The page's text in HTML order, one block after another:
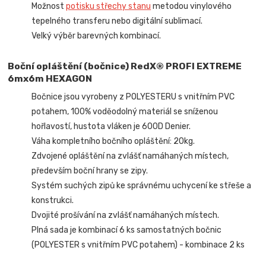
Možnostpotisku střechy stanu metodou vinylového
tepelného transferu nebo digitální sublimací.
Velký výběr barevných kombinací.
Boční opláštění (bočnice) RedX® PROFI EXTREME
6mx6m HEXAGON
Bočnice jsou vyrobeny z POLYESTERU s vnitřním PVC
potahem, 100% voděodolný materiál se sníženou
hořlavostí, hustota vláken je 600D Denier.
Váha kompletního bočního opláštění: 20kg.
Zdvojené opláštění na zvlášť namáhaných místech,
především boční hrany se zipy.
Systém suchých zipů ke správnému uchycení ke střeše a
konstrukci.
Dvojité prošívání na zvlášť namáhaných místech.
Plná sada je kombinací 6 ks samostatných bočnic
(POLYESTER s vnitřním PVC potahem) - kombinace 2 ks